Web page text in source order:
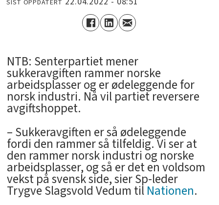
SIST OPPDATERT
NTB: Senterpartiet mener
sukkeravgiften rammer norske
arbeidsplasser og er ødeleggende for
norsk industri. Nå vil partiet reversere
avgiftshoppet.
– Sukkeravgiften er så ødeleggende
fordi den rammer så tilfeldig. Vi ser at
den rammer norsk industri og norske
arbeidsplasser, og så er det en voldsom
vekst på svensk side, sier Sp-leder
Trygve Slagsvold Vedum tilNationen.